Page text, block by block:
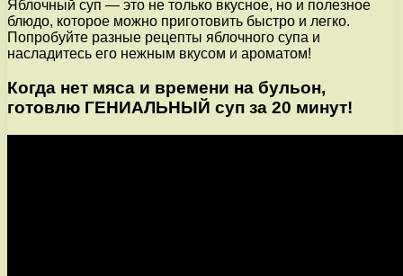
Яблочный суп — это не только вкусное, но и полезное
блюдо, которое можно приготовить быстро и легко.
Попробуйте разные рецепты яблочного супа и
насладитесь его нежным вкусом и ароматом!
Когда нет мяса и времени на бульон,
готовлю ГЕНИАЛЬНЫЙ суп за 20 минут!